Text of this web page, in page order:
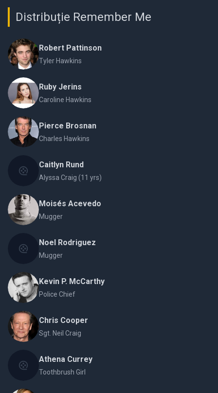
Distribuție Remember Me
Robert Pattinson
Tyler Hawkins
Ruby Jerins
Caroline Hawkins
Pierce Brosnan
Charles Hawkins
Caitlyn Rund
Alyssa Craig (11 yrs)
Moisés Acevedo
Mugger
Noel Rodriguez
Mugger
Kevin P. McCarthy
Police Chief
Chris Cooper
Sgt. Neil Craig
Athena Currey
Toothbrush Girl